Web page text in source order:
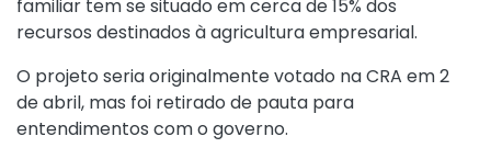
familiar tem se situado em cerca de 15% dos
recursos destinados à agricultura empresarial.
O projeto seria originalmente votado na CRA em 2
de abril, mas foi retirado de pauta para
entendimentos com o governo.